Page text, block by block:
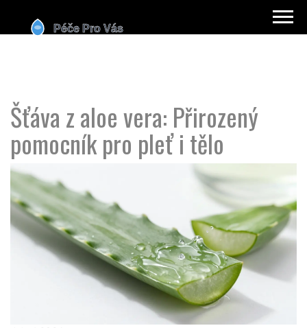
Šťáva z aloe vera: Přirozený
pomocník pro pleť i tělo